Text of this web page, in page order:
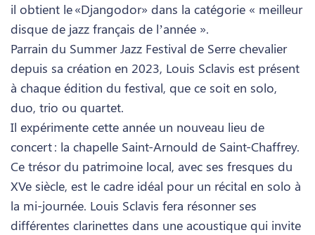
il obtient le «Djangodor» dans la catégorie « meilleur
disque de jazz français de l’année ».
Parrain du Summer Jazz Festival de Serre chevalier
depuis sa création en 2023, Louis Sclavis est présent
à chaque édition du festival, que ce soit en solo,
duo, trio ou quartet.
Il expérimente cette année un nouveau lieu de
concert : la chapelle Saint-Arnould de Saint-Chaffrey.
Ce trésor du patrimoine local, avec ses fresques du
XVe siècle, est le cadre idéal pour un récital en solo à
la mi-journée. Louis Sclavis fera résonner ses
différentes clarinettes dans une acoustique qui invite